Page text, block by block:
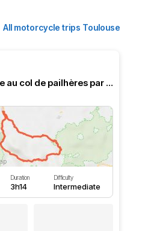
All motorcycle trips Toulouse
Petite balade au col de pailhères par Quillan
Duration
3h14
Difficulty
Intermediate